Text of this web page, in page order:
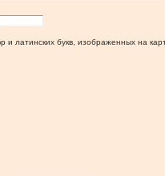
и латинских букв, изображенных на